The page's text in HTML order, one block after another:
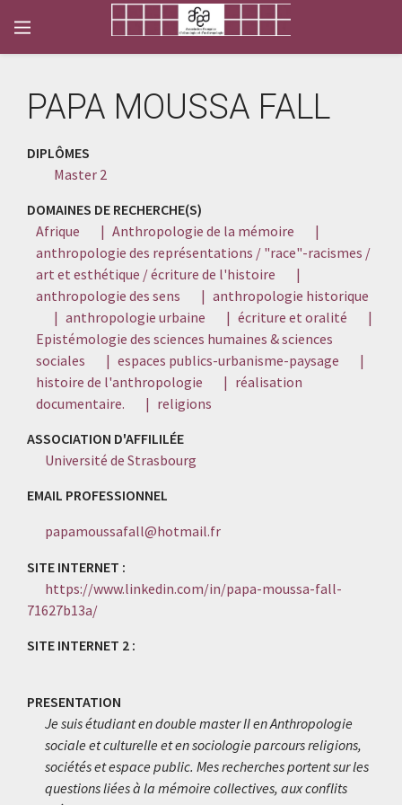
PAPA MOUSSA FALL
DIPLÔMES
Master 2
DOMAINES DE RECHERCHE(S)
Afrique
| Anthropologie de la mémoire
|
anthropologie des représentations / "race"-racismes /
art et esthétique / écriture de l'histoire
|
anthropologie des sens
| anthropologie historique
| anthropologie urbaine | écriture et oralité
|
Epistémologie des sciences humaines & sciences
sociales
| espaces publics-urbanisme-paysage
|
histoire de l'anthropologie
| réalisation
documentaire.
| religions
ASSOCIATION D'AFFILILÉE
Université de Strasbourg
EMAIL PROFESSIONNEL
papamoussafall@hotmail.fr
SITE INTERNET :
https://www.linkedin.com/in/papa-moussa-fall-
71627b13a/
SITE INTERNET 2 :
PRESENTATION
Je suis étudiant en double master II en Anthropologie
sociale et culturelle et en sociologie parcours religions,
sociétés et espace public. Mes recherches portent sur les
questions liées à la mémoire collectives, aux conflits